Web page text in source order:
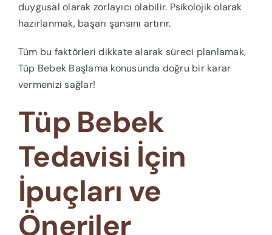
duygusal olarak zorlayıcı olabilir. Psikolojik olarak
hazırlanmak, başarı şansını artırır.
Tüm bu faktörleri dikkate alarak süreci planlamak,
Tüp Bebek Başlama konusunda doğru bir karar
vermenizi sağlar!
Tüp Bebek
Tedavisi İçin
İpuçları ve
Öneriler